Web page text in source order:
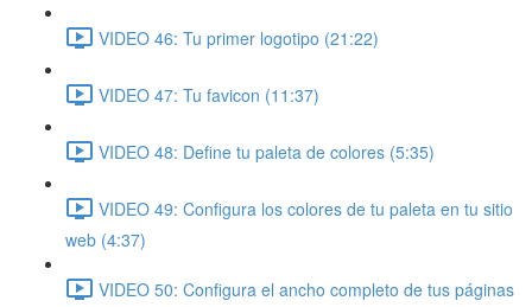
VIDEO 46: Tu primer logotipo (21:22)
VIDEO 47: Tu favicon (11:37)
VIDEO 48: Define tu paleta de colores (5:35)
VIDEO 49: Configura los colores de tu paleta en tu sitio
web (4:37)
VIDEO 50: Configura el ancho completo de tus páginas